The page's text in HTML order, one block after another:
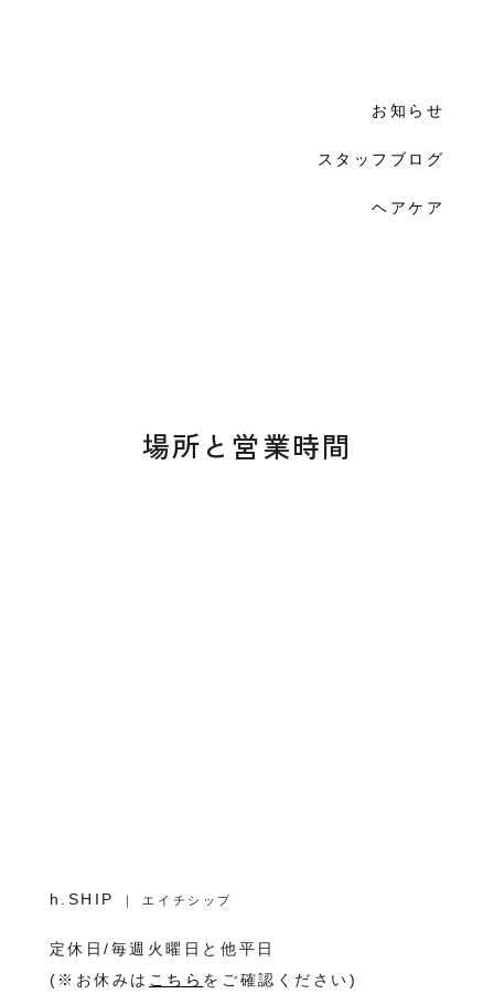
お知らせ
スタッフブログ
ヘアケア
場所と営業時間
h.SHIP ｜ エイチシップ
定休日/毎週火曜日と他平日
(※お休みは こちら をご確認ください)